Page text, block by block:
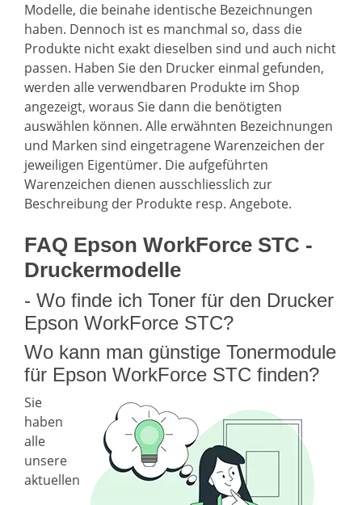
Modelle, die beinahe identische Bezeichnungen
haben. Dennoch ist es manchmal so, dass die
Produkte nicht exakt dieselben sind und auch nicht
passen. Haben Sie den Drucker einmal gefunden,
werden alle verwendbaren Produkte im Shop
angezeigt, woraus Sie dann die benötigten
auswählen können. Alle erwähnten Bezeichnungen
und Marken sind eingetragene Warenzeichen der
jeweiligen Eigentümer. Die aufgeführten
Warenzeichen dienen ausschliesslich zur
Beschreibung der Produkte resp. Angebote.
FAQ Epson WorkForce STC -
Druckermodelle
- Wo finde ich Toner für den Drucker
Epson WorkForce STC?
Wo kann man günstige Tonermodule
für Epson WorkForce STC finden?
Sie
haben
alle
unsere
aktuellen